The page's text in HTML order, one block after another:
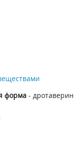
форма- дротаверин